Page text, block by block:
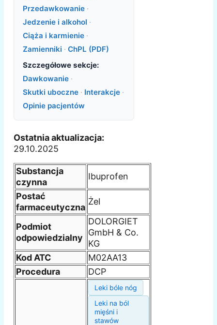
Przedawkowanie ·
Jedzenie i alkohol ·
Ciąża i karmienie ·
Zamienniki · ChPL (PDF)
Szczegółowe sekcje:
Dawkowanie ·
Skutki uboczne · Interakcje ·
Opinie pacjentów
Ostatnia aktualizacja:
29.10.2025
Substancja
czynna
Ibuprofen
Postać
farmaceutyczna
Żel
Podmiot
odpowiedzialny
DOLORGIET
GmbH & Co.
KG
Kod ATC
M02AA13
Procedura
DCP
Leki bóle nóg
Leki na ból
mięśni i
stawów